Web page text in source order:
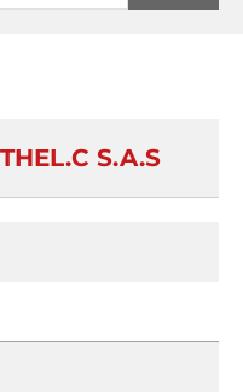
S.A.S